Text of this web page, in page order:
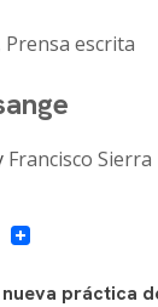
Prensa escrita
Francisco Sierra
LinkedIn
práctica